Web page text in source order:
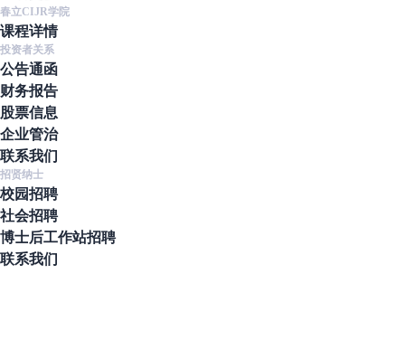
春立CIJR学院
课程详情
投资者关系
公告通函
财务报告
股票信息
企业管治
联系我们
招贤纳士
校园招聘
社会招聘
博士后工作站招聘
联系我们